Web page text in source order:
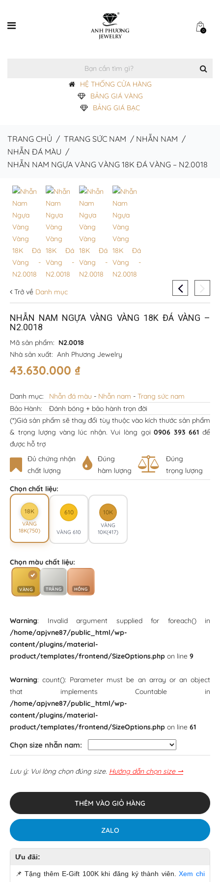
0
HỆ THỐNG CỬA HÀNG
BẢNG GIÁ VÀNG
BẢNG GIÁ BẠC
TRANG CHỦ / TRANG SỨC NAM / NHẪN NAM /
NHẪN ĐÁ MÀU /
NHẪN NAM NGỰA VÀNG VÀNG 18K ĐÁ VÀNG – N2.0018
Trở về Danh mục
NHẪN NAM NGỰA VÀNG VÀNG 18K ĐÁ VÀNG –
N2.0018
Mã sản phẩm: N2.0018
Nhà sản xuất: Anh Phương Jewelry
43.630.000 ₫
Danh mục: Nhẫn đá màu - Nhẫn nam - Trang sức nam
Bảo Hành:
Đánh bóng + bảo hành trọn đời
(*)Giá sản phẩm sẽ thay đổi tùy thuộc vào kích thước sản phẩm
& trọng lượng vàng lúc nhận. Vui lòng gọi0906 393 661 để
được hỗ trợ
Đủ chứng nhận
chất lượng
Đúng
hàm lượng
Đúng
trọng lượng
Chọn chất liệu:
18K
VÀNG
18K(750)
610
VÀNG 610
10K
VÀNG
10K(417)
Chọn màu chất liệu:
VÀNG TRẮNG HỒNG
Warning: Invalid argument supplied for foreach() in
/home/apjvne87/public_html/wp-
content/plugins/material-
product/templates/frontend/SizeOptions.php on line 9
Warning: count(): Parameter must be an array or an object
that implements Countable in
/home/apjvne87/public_html/wp-
content/plugins/material-
product/templates/frontend/SizeOptions.php on line 61
Chọn size nhẫn nam:
Lưu ý: Vui lòng chọn đúng size. Hướng dẫn chọn size ⇀
THÊM VÀO GIỎ HÀNG
ZALO
Ưu đãi:
📌 Tặng thêm E-Gift 100K khi đăng ký thành viên.Xem chi